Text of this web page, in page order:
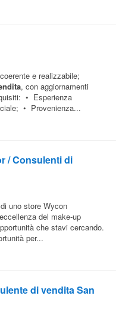
e realizzabile;
, con aggiornamenti
• Esperienza
• Provenienza...
/ Consulenti di
uno store Wycon
del make-up
che stavi cercando.
per...
di vendita San